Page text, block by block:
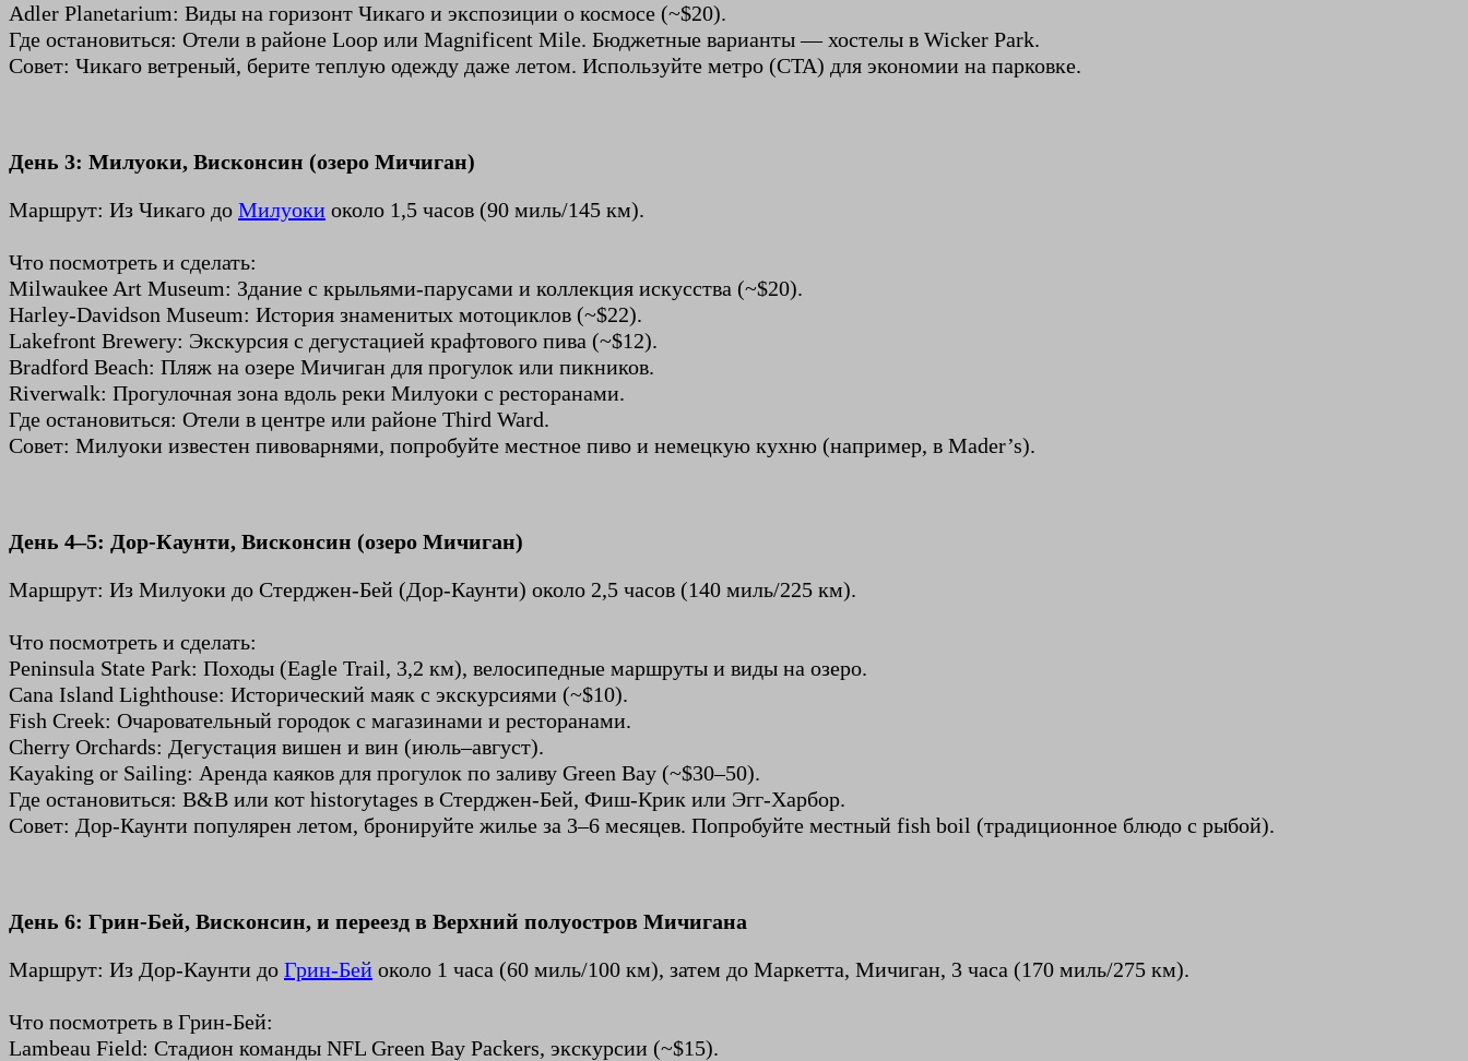
Adler Planetarium: Виды на горизонт Чикаго и экспозиции о космосе (~$20).
Где остановиться: Отели в районе Loop или Magnificent Mile. Бюджетные варианты — хостелы в Wicker Park.
Совет: Чикаго ветреный, берите теплую одежду даже летом. Используйте метро (CTA) для экономии на парковке.
День 3: Милуоки, Висконсин (озеро Мичиган)
Маршрут: Из Чикаго до Милуоки около 1,5 часов (90 миль/145 км).
Что посмотреть и сделать:
Milwaukee Art Museum: Здание с крыльями-парусами и коллекция искусства (~$20).
Harley-Davidson Museum: История знаменитых мотоциклов (~$22).
Lakefront Brewery: Экскурсия с дегустацией крафтового пива (~$12).
Bradford Beach: Пляж на озере Мичиган для прогулок или пикников.
Riverwalk: Прогулочная зона вдоль реки Милуоки с ресторанами.
Где остановиться: Отели в центре или районе Third Ward.
Совет: Милуоки известен пивоварнями, попробуйте местное пиво и немецкую кухню (например, в Mader’s).
День 4–5: Дор-Каунти, Висконсин (озеро Мичиган)
Маршрут: Из Милуоки до Стерджен-Бей (Дор-Каунти) около 2,5 часов (140 миль/225 км).
Что посмотреть и сделать:
Peninsula State Park: Походы (Eagle Trail, 3,2 км), велосипедные маршруты и виды на озеро.
Cana Island Lighthouse: Исторический маяк с экскурсиями (~$10).
Fish Creek: Очаровательный городок с магазинами и ресторанами.
Cherry Orchards: Дегустация вишен и вин (июль–август).
Kayaking or Sailing: Аренда каяков для прогулок по заливу Green Bay (~$30–50).
Где остановиться: B&B или кот historytages в Стерджен-Бей, Фиш-Крик или Эгг-Харбор.
Совет: Дор-Каунти популярен летом, бронируйте жилье за 3–6 месяцев. Попробуйте местный fish boil (традиционное блюдо с рыбой).
День 6: Грин-Бей, Висконсин, и переезд в Верхний полуостров Мичигана
Маршрут: Из Дор-Каунти до Грин-Бей около 1 часа (60 миль/100 км), затем до Маркетта, Мичиган, 3 часа (170 миль/275 км).
Что посмотреть в Грин-Бей:
Lambeau Field: Стадион команды NFL Green Bay Packers, экскурсии (~$15).